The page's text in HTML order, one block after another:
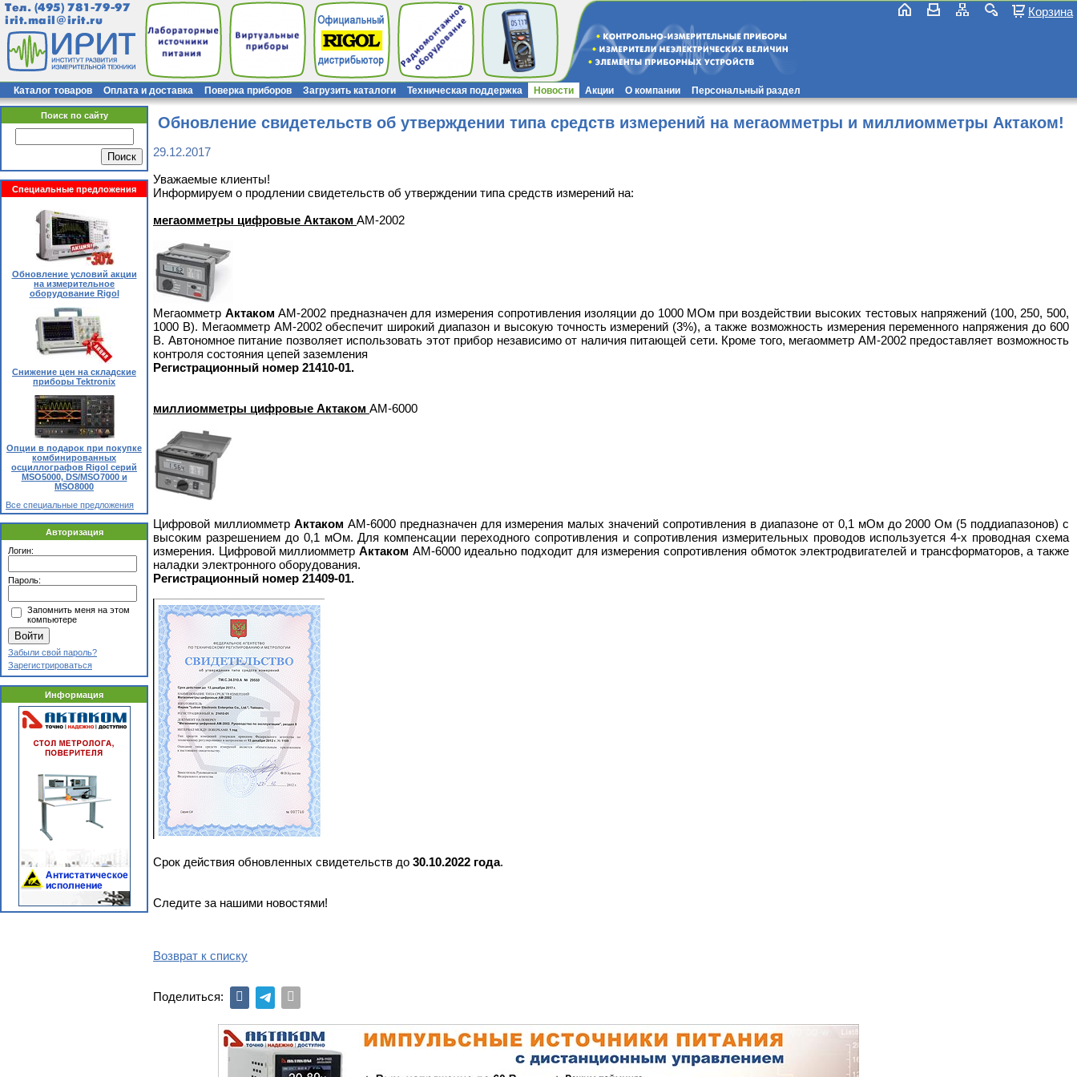
Тел. (495) 781-79-97
irit.mail@irit.ru
Корзина
Каталог товаров Оплата и доставка Поверка приборов Загрузить каталоги Техническая поддержка Новости Акции О компании Персональный раздел
Поиск по сайту
Специальные предложения
Обновление условий акции
на измерительное
оборудование Rigol
Снижение цен на складские
приборы Tektronix
Опции в подарок при покупке
комбинированных
осциллографов Rigol серий
MSO5000, DS/MSO7000 и
MSO8000
Все специальные предложения
Авторизация
Логин:
Пароль:
Запомнить меня на этом
компьютере
Забыли свой пароль?
Зарегистрироваться
Информация
Обновление свидетельств об утверждении типа средств измерений на мегаомметры и миллиомметры Актаком!
29.12.2017
Уважаемые клиенты!
Информируем о продлении свидетельств об утверждении типа средств измерений на:
мегаомметры цифровые Актаком АМ-2002
Мегаомметр Актаком АМ-2002 предназначен для измерения сопротивления изоляции до 1000 МОм при воздействии высоких тестовых напряжений (100, 250, 500,
1000 В). Мегаомметр АМ-2002 обеспечит широкий диапазон и высокую точность измерений (3%), а также возможность измерения переменного напряжения до 600
В. Автономное питание позволяет использовать этот прибор независимо от наличия питающей сети. Кроме того, мегаомметр АМ-2002 предоставляет возможность
контроля состояния цепей заземления
Регистрационный номер 21410-01.
миллиомметры цифровые Актаком АМ-6000
Цифровой миллиомметр Актаком АМ-6000 предназначен для измерения малых значений сопротивления в диапазоне от 0,1 мОм до 2000 Ом (5 поддиапазонов) с
высоким разрешением до 0,1 мОм. Для компенсации переходного сопротивления и сопротивления измерительных проводов используется 4-х проводная схема
измерения. Цифровой миллиомметр Актаком АМ-6000 идеально подходит для измерения сопротивления обмоток электродвигателей и трансформаторов, а также
наладки электронного оборудования.
Регистрационный номер 21409-01.
Срок действия обновленных свидетельств до 30.10.2022 года.
Следите за нашими новостями!
Возврат к списку
Поделиться: